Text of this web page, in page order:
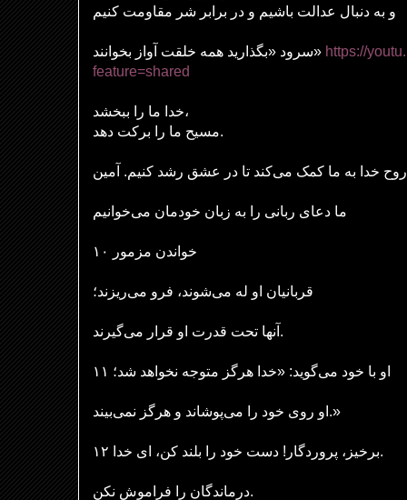
و به دنبال عدالت باشیم و در برابر شر مقاومت کنیم
سرود «بگذارید همه خلقت آواز بخوانند» https://
feature=shared
خدا ما را ببخشد،
مسیح ما را برکت دهد.
ما دعای ربانی را به زبان خودمان می‌خوانیم
خواندن مزمور ۱۰
قربانیان او له می‌شوند، فرو می‌ریزند؛
آنها تحت قدرت او قرار می‌گیرند.
۱۱ او با خود می‌گوید: «خدا هرگز متوجه نخواهد شد؛
او روی خود را می‌پوشاند و هرگز نمی‌بیند.»
۱۲ برخیز، پروردگار! دست خود را بلند کن، ای خدا.
درماندگان را فراموش نکن.